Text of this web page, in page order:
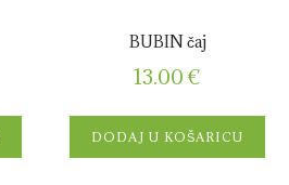
BUBIN čaj
13.00 €
DODAJ U KOŠARICU